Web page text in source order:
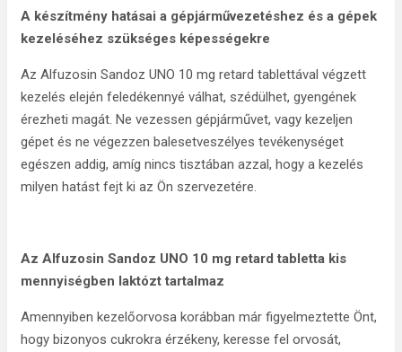
A készítmény hatásai a gépjárművezetéshez és a gépek
kezeléséhez szükséges képességekre
Az Alfuzosin Sandoz UNO 10 mg retard tablettával végzett
kezelés elején feledékennyé válhat, szédülhet, gyengének
érezheti magát. Ne vezessen gépjárművet, vagy kezeljen
gépet és ne végezzen balesetveszélyes tevékenységet
egészen addig, amíg nincs tisztában azzal, hogy a kezelés
milyen hatást fejt ki az Ön szervezetére.
Az Alfuzosin Sandoz UNO 10 mg retard tabletta kis
mennyiségben laktózt tartalmaz
Amennyiben kezelőorvosa korábban már figyelmeztette Önt,
hogy bizonyos cukrokra érzékeny, keresse fel orvosát,